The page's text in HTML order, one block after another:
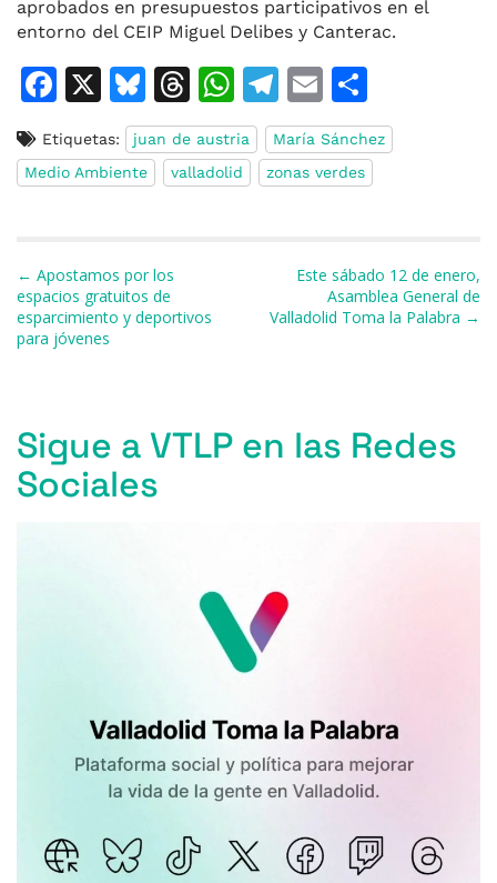
aprobados en presupuestos participativos en el
entorno del CEIP Miguel Delibes y Canterac.
F
c
e
o
o
k
X
Bl
u
e
s
y
T
h
re
a
W
h
at
s
T
el
e
gr
m
E
m
ai
l
o
m
p
ti
r
Etiquetas: juan de austria
María Sánchez
Medio Ambiente
valladolid zonas verdes
Navegación de entradas
← Apostamos por los
espacios gratuitos de
esparcimiento y deportivos
para jóvenes
Este sábado 12 de enero,
Asamblea General de
Valladolid Toma la Palabra →
Sigue a VTLP en las Redes
Sociales